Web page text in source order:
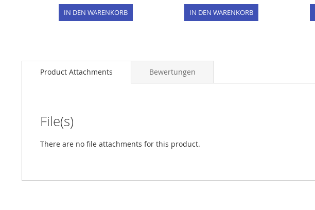
IN DEN WARENKORB IN DEN WARENKORB
Product Attachments
File(s)
There are no file attachments for this product.
Bewertungen